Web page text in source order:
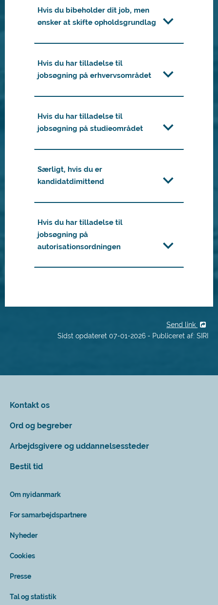
Hvis du bibeholder dit job, men
ønsker at skifte opholdsgrundlag
Hvis du har tilladelse til
jobsøgning på erhvervsområdet
Hvis du har tilladelse til
jobsøgning på studieområdet
Særligt, hvis du er
kandidatdimittend
Hvis du har tilladelse til
jobsøgning på
autorisationsordningen
Send link
Sidst opdateret 07-01-2026 - Publiceret af: SIRI
Kontakt os
Ord og begreber
Arbejdsgivere og uddannelsessteder
Bestil tid
Om nyidanmark
For samarbejdspartnere
Nyheder
Cookies
Presse
Tal og statistik